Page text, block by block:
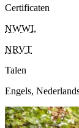
Certificaten
NWWI,
NRVT
Talen
Engels,